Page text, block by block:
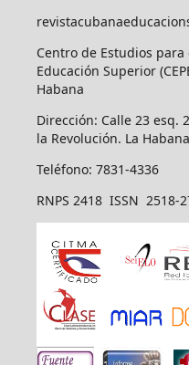
Centro de Estudios
Educación Superior
Habana
Dirección: Calle 23 esq.
la Revolución. La
Teléfono: 7831-4336
RNPS 2418 ISSN 2518-